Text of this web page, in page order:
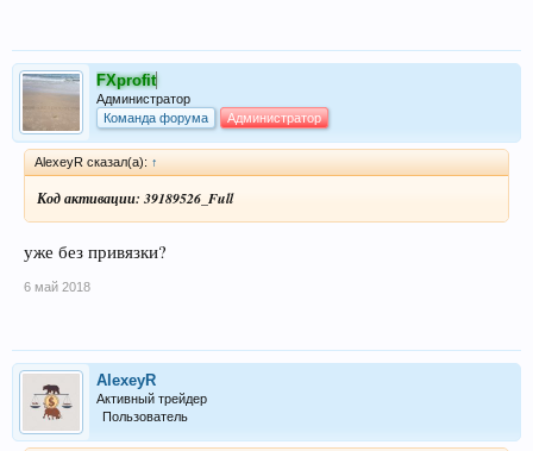
FXprofit
Администратор
Команда форума
Администратор
AlexeyR сказал(а): ↑
Код активации: 39189526_Full
уже без привязки?
6 май 2018
AlexeyR
Активный трейдер
Пользователь